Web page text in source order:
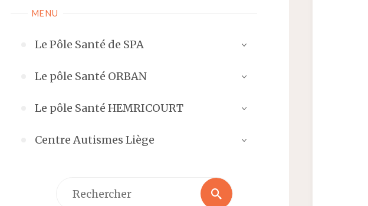
MENU
Le Pôle Santé de SPA
La prise en charge
Le remboursement des soins psychologiq
ues de première ligne
Les approches psychothérapeutiques
Le pôle Santé ORBAN
Orban : les soignants
Le pôle Santé HEMRICOURT
Hemricourt : les soignants
Centre Autismes Liège